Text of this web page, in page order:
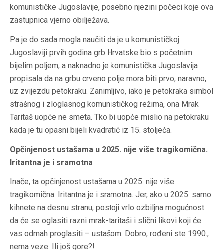
komunističke Jugoslavije, posebno njezini počeci koje ova
zastupnica vjerno obilježava.
Pa je do sada mogla naučiti da je u komunističkoj
Jugoslaviji prvih godina grb Hrvatske bio s početnim
bijelim poljem, a naknadno je komunistička Jugoslavija
propisala da na grbu crveno polje mora biti prvo, naravno,
uz zvijezdu petokraku. Zanimljivo, iako je petokraka simbol
strašnog i zloglasnog komunističkog režima, ona Mrak
Taritaš uopće ne smeta. Tko bi uopće mislio na petokraku
kada je tu opasni bijeli kvadratić iz 15. stoljeća.
Opčinjenost ustašama u 2025. nije više tragikomična.
Iritantna je i sramotna
Inače, ta opčinjenost ustašama u 2025. nije više
tragikomična. Iritantna je i sramotna. Jer, ako u 2025. samo
kihnete na desnu stranu, postoji vrlo ozbiljna mogućnost
da će se oglasiti razni mrak-taritaši i slični likovi koji će
vas odmah proglasiti – ustašom. Dobro, rođeni ste 1990.,
nema veze. Ili još gore?!